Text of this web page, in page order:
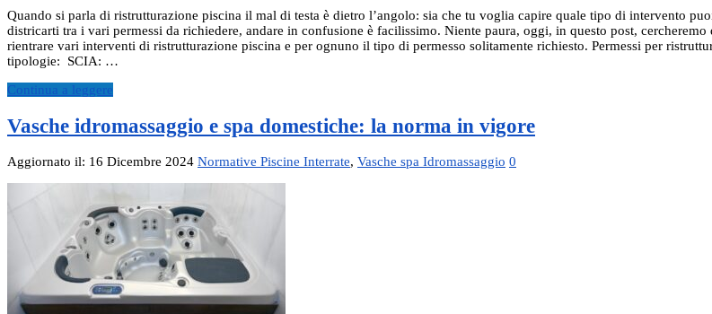
Quando si parla di ristrutturazione piscina il mal di testa è dietro l’angolo: sia che tu voglia capire quale tipo di intervento
districarti tra i vari permessi da richiedere, andare in confusione è facilissimo. Niente paura, oggi, in questo post,
rientrare vari interventi di ristrutturazione piscina e per ognuno il tipo di permesso solitamente richiesto. Permessi per
tipologie: SCIA: …
Continua a leggere
Vasche idromassaggio e spa domestiche: la norma in vigore
Aggiornato il: 16 Dicembre 2024 Normative Piscine Interrate, Vasche spa Idromassaggio 0